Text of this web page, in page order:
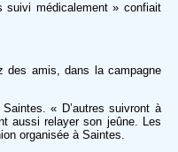
médicalement » confiait
des amis, dans la campagne
« D’autres suivront à
aussi relayer son jeûne. Les
organisée à Saintes.